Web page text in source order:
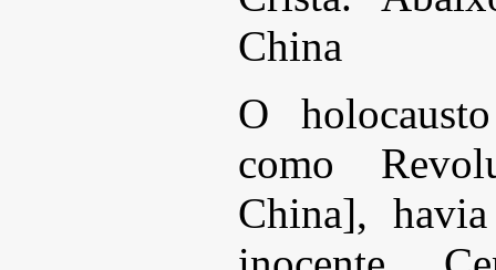
China
O
como
China],